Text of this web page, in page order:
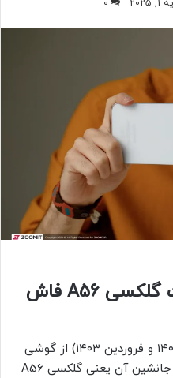
0
مشخصات فنی و قیمت گلکسی A56 فاش
سامسونگ در ماه مارس (اسفند ۱۴۰۲ و فروردین ۱۴۰۳) از گوشی
گلکسی A55 رونمایی کرد و اکنون جانشین آن یعنی گلکسی A56